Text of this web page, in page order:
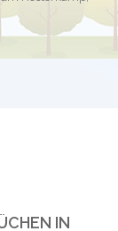
IN